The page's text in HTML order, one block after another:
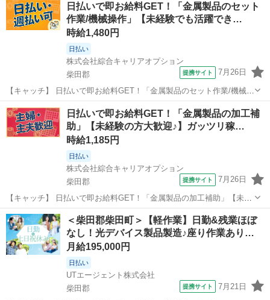
日払いで即お給料GET！「金属製品のセット
作業/機械操作」【未経験でも活躍でき…
時給1,480円
日払い
株式会社綜合キャリアオプション
柴田郡
提携サイト 7月26日
【キャッチ】 日払いで即お給料GET！「金属製品のセット作業/機械操
作」【未経験でも活躍できる！】ウレシイ残業ほぼナシ♪稼ぐ優先・高
収入Work☆高！ 【コメント】 ＼大手人材派遣会社で働きませんか♪／
「新しい職場は不...
宮城 柴田郡 工場
日払いで即お給料GET！「金属製品の加工補
助」【未経験の方大歓迎♪】ガッツリ稼…
時給1,185円
日払い
株式会社綜合キャリアオプション
柴田郡
提携サイト 7月26日
【キャッチ】 日払いで即お給料GET！「金属製品の加工補助」【未経
験の方大歓迎♪】ガッツリ稼げる残業月20H以上!アナタらしく♪髪型自
由☆高時給1185円！ 【コメント】 製造のお仕事をお探しの方必見！
「経験ないけど大...
宮城 柴田郡 工場
＜柴田郡柴田町＞【軽作業】日勤&残業ほぼ
なし！光デバイス製品製造♪座り作業あり…
月給195,000円
日払い
UTエージェント株式会社
柴田郡
提携サイト 7月21日